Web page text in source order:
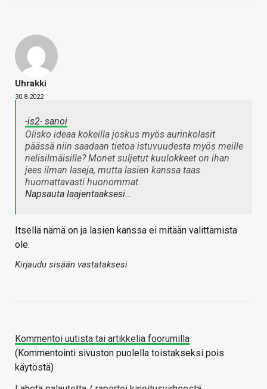
Uhrakki
30.8.2022
-is2- sanoi
Olisko ideaa kokeilla joskus myös aurinkolasit
päässä niin saadaan tietoa istuvuudesta myös meille
nelisilmäisille? Monet suljetut kuulokkeet on ihan
jees ilman laseja, mutta lasien kanssa taas
huomattavasti huonommat.
Napsauta laajentaaksesi…
Itsellä nämä on ja lasien kanssa ei mitään valittamista
ole.
Kirjaudu sisään vastataksesi
Kommentoi uutista tai artikkelia foorumilla
(Kommentointi sivuston puolella toistakseksi pois
käytöstä)